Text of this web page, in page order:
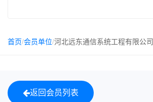
首页/会员单位/河北远东通信系统工程有限公司
返回会员列表